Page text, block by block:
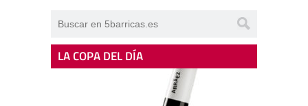
LA COPA DEL DÍA